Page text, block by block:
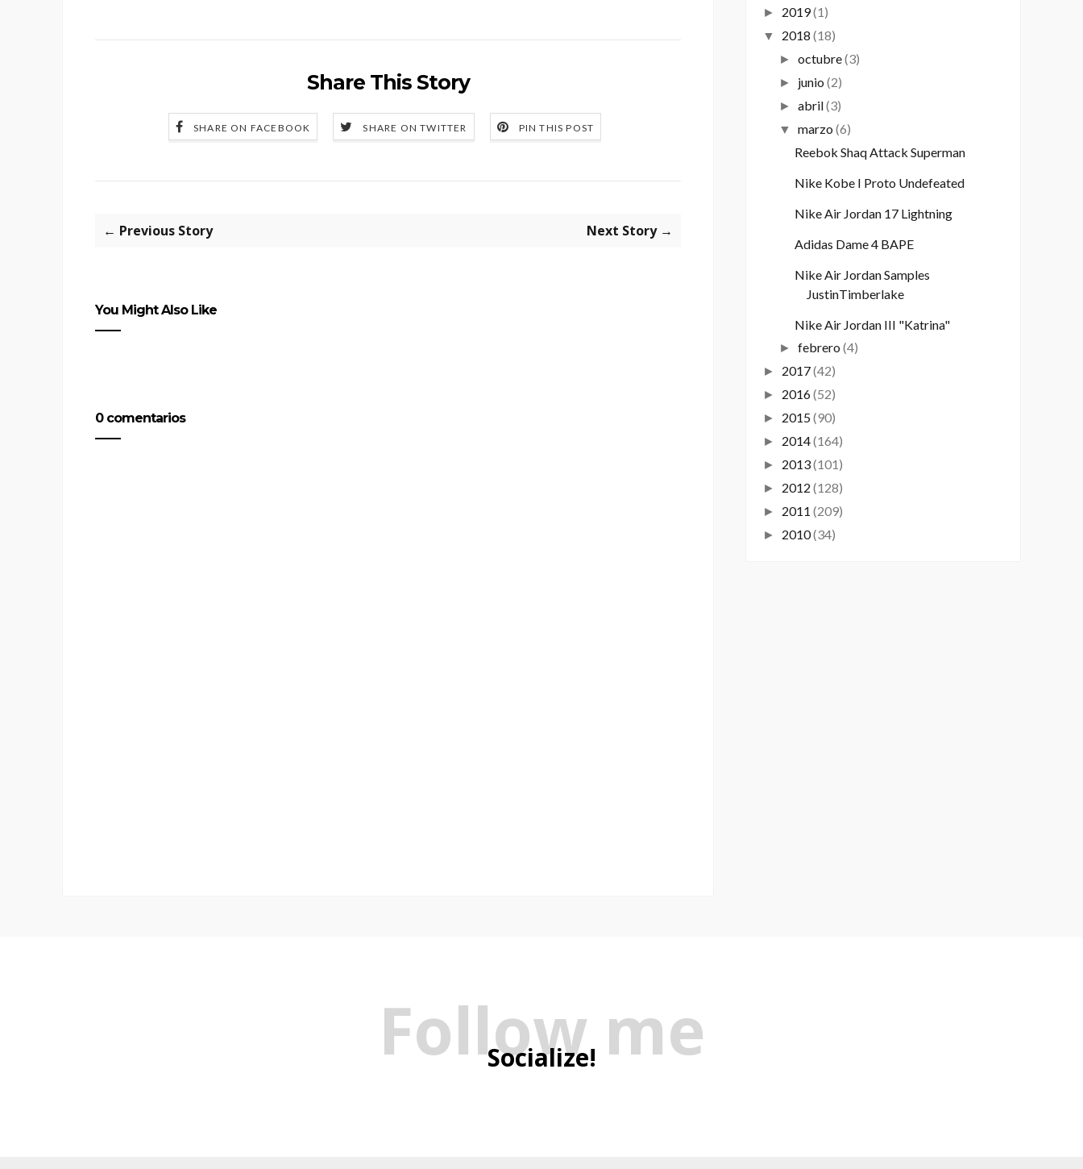
Share This Story
SHARE ON FACEBOOK SHARE ON TWITTER PIN THIS POST
← Previous Story Next Story →
You Might Also Like
0 comentarios
► 2019(1)
▼ 2018 (18)
► octubre(3)
► junio (2)
► abril(3)
▼ marzo (6)
Reebok Shaq Attack Superman
Nike Kobe I Proto Undefeated
Nike Air Jordan 17 Lightning
Adidas Dame 4 BAPE
Nike Air Jordan Samples
JustinTimberlake
Nike Air Jordan III "Katrina"
► febrero (4)
► 2017(42)
► 2016(52)
► 2015(90)
► 2014(164)
► 2013(101)
► 2012 (128)
► 2011 (209)
► 2010(34)
Follow me
Socialize!